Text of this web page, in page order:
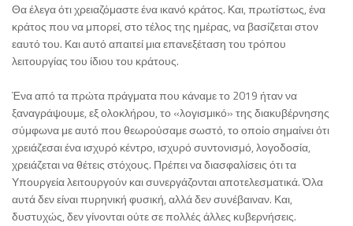
Θα έλεγα ότι χρειαζόμαστε ένα ικανό κράτος. Και, πρωτίστως, ένα
κράτος που να μπορεί, στο τέλος της ημέρας, να βασίζεται στον
εαυτό του. Και αυτό απαιτεί μια επανεξέταση του τρόπου
λειτουργίας του ίδιου του κράτους.
Ένα από τα πρώτα πράγματα που κάναμε το 2019 ήταν να
ξαναγράψουμε, εξ ολοκλήρου, το «λογισμικό» της διακυβέρνησης
σύμφωνα με αυτό που θεωρούσαμε σωστό, το οποίο σημαίνει ότι
χρειάζεσαι ένα ισχυρό κέντρο, ισχυρό συντονισμό, λογοδοσία,
χρειάζεται να θέτεις στόχους. Πρέπει να διασφαλίσεις ότι τα
Υπουργεία λειτουργούν και συνεργάζονται αποτελεσματικά. Όλα
αυτά δεν είναι πυρηνική φυσική, αλλά δεν συνέβαιναν. Και,
δυστυχώς, δεν γίνονται ούτε σε πολλές άλλες κυβερνήσεις.